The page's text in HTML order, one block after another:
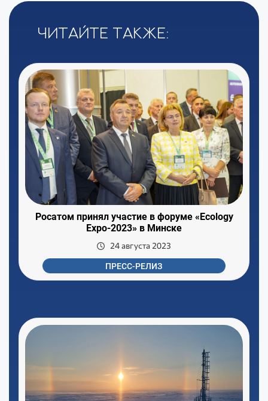
Читайте также:
Росатом принял участие в форуме «Ecology
Expo-2023» в Минске
24 августа 2023
ПРЕСС-РЕЛИЗ